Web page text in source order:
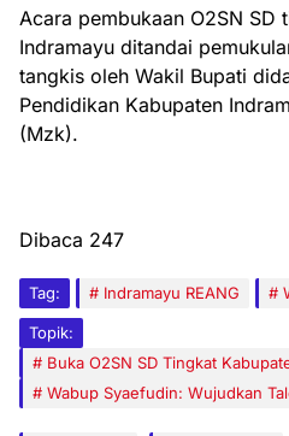
Acara pembukaan O2SN SD
Indramayu ditandai
tangkis oleh Wakil Bupati
Pendidikan Kabupaten
(Mzk).
Dibaca 247
Tag: Indramayu REANG
Topik:
Buka O2SN SD Tingkat
Wabup Syaefudin: Wujudkan